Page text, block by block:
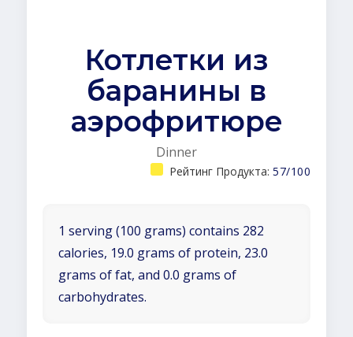
Котлетки из
баранины в
аэрофритюре
Dinner
Рейтинг Продукта: 57/100
1 serving (100 grams) contains 282
calories, 19.0 grams of protein, 23.0
grams of fat, and 0.0 grams of
carbohydrates.